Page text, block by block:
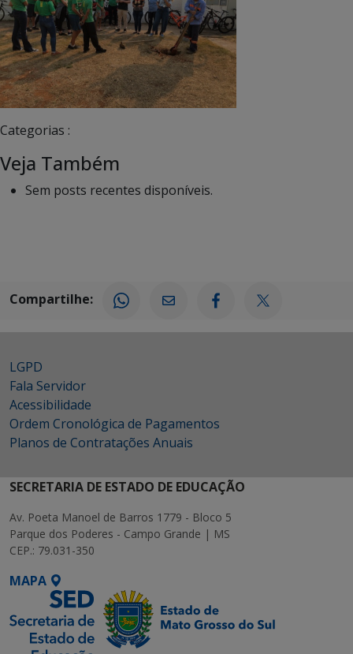
Categorias :
Veja Também
Sem posts recentes disponíveis.
Compartilhe:
LGPD
Fala Servidor
Acessibilidade
Ordem Cronológica de Pagamentos
Planos de Contratações Anuais
SECRETARIA DE ESTADO DE EDUCAÇÃO
Av. Poeta Manoel de Barros 1779 - Bloco 5
Parque dos Poderes - Campo Grande | MS
CEP.: 79.031-350
MAPA